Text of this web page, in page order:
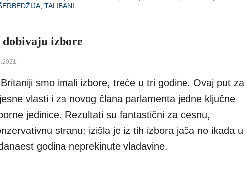
, TALIBANI
izbore
smo imali izbore, treće u tri godine. Ovaj put za
vlasti i za novog člana parlamenta jedne ključne
jedinice. Rezultati su fantastični za desnu,
stranu: izišla je iz tih izbora jača no ikada u
godina neprekinute vladavine.